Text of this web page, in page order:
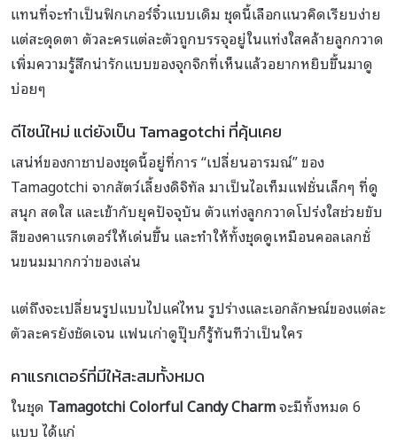
แทนที่จะทำเป็นฟิกเกอร์จิ๋วแบบเดิม ชุดนี้เลือกแนวคิดเรียบง่าย
แต่สะดุดตา ตัวละครแต่ละตัวถูกบรรจุอยู่ในแท่งใสคล้ายลูกกวาด
เพิ่มความรู้สึกน่ารักแบบของจุกจิกที่เห็นแล้วอยากหยิบขึ้นมาดู
บ่อยๆ
ดีไซน์ใหม่ แต่ยังเป็น Tamagotchi ที่คุ้นเคย
เสน่ห์ของกาชาปองชุดนี้อยู่ที่การ “เปลี่ยนอารมณ์” ของ
Tamagotchi จากสัตว์เลี้ยงดิจิทัล มาเป็นไอเท็มแฟชั่นเล็กๆ ที่ดู
สนุก สดใส และเข้ากับยุคปัจจุบัน ตัวแท่งลูกกวาดโปร่งใสช่วยขับ
สีของคาแรกเตอร์ให้เด่นขึ้น และทำให้ทั้งชุดดูเหมือนคอลเลกชั่
นขนมมากกว่าของเล่น
แต่ถึงจะเปลี่ยนรูปแบบไปแค่ไหน รูปร่างและเอกลักษณ์ของแต่ละ
ตัวละครยังชัดเจน แฟนเก่าดูปุ๊บก็รู้ทันทีว่าเป็นใคร
คาแรกเตอร์ที่มีให้สะสมทั้งหมด
ในชุด Tamagotchi Colorful Candy Charmจะมีทั้งหมด 6
แบบ ได้แก่